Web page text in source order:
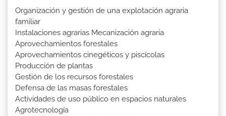
Organización y gestión de una explotación agraria
familiar
Instalaciones agrarias Mecanización agraria
Aprovechamientos forestales
Aprovechamientos cinegéticos y piscícolas
Producción de plantas
Gestión de los recursos forestales
Defensa de las masas forestales
Actividades de uso público en espacios naturales
Agrotecnología